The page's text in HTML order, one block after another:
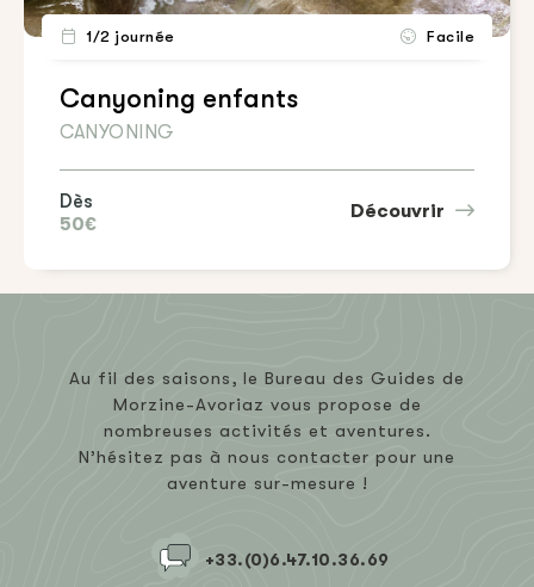
1/2 journée Facile
Canyoning enfants
CANYONING
Dès
50€
Découvrir
Au fil des saisons, le Bureau des Guides de
Morzine-Avoriaz vous propose de
nombreuses activités et aventures.
N’hésitez pas à nous contacter pour une
aventure sur-mesure !
+33.(0)6.47.10.36.69